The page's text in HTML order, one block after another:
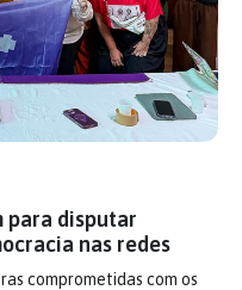
para disputar
nas redes
comprometidas com os